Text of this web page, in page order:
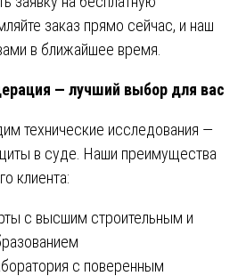
заказ прямо сейчас, и наш
в ближайшее время.
— лучший выбор для вас
технические исследования —
в суде. Наши преимущества
клиента:
с высшим строительным и
с поверенным